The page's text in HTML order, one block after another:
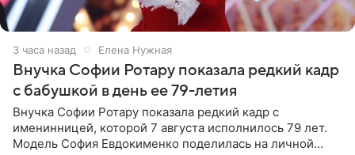
3 часа назад Елена Нужная
Внучка Софии Ротару показала редкий кадр
с бабушкой в день ее 79-летия
Внучка Софии Ротару показала редкий кадр с
именинницей, которой 7 августа исполнилось 79 лет.
Модель София Евдокименко поделилась на личной